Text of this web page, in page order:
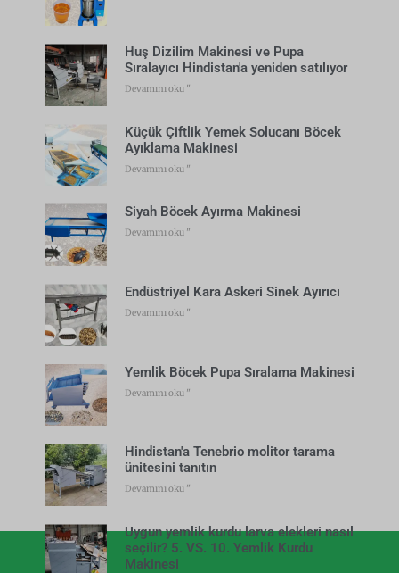
Huş Dizilim Makinesi ve Pupa
Sıralayıcı Hindistan'a yeniden satılıyor
Devamını oku "
Küçük Çiftlik Yemek Solucanı Böcek
Ayıklama Makinesi
Devamını oku "
Siyah Böcek Ayırma Makinesi
Devamını oku "
Endüstriyel Kara Askeri Sinek Ayırıcı
Devamını oku "
Yemlik Böcek Pupa Sıralama Makinesi
Devamını oku "
Hindistan'a Tenebrio molitor tarama
ünitesini tanıtın
Devamını oku "
Uygun yemlik kurdu larva elekleri nasıl
seçilir? 5. VS. 10. Yemlik Kurdu
Makinesi